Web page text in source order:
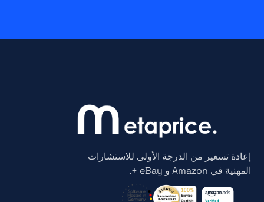
إعادة تسعير من الدرجة الأولى للاستشارات
المهنية في Amazon و eBay +.